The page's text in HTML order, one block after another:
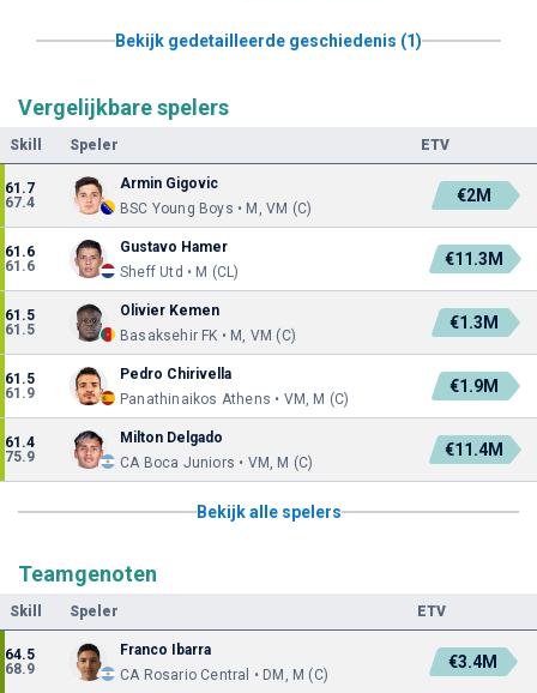
Bekijk gedetailleerde geschiedenis (1)
Vergelijkbare spelers
Skill Speler ETV
61.7
67.4
Armin Gigovic
BSC Young Boys • M, VM (C)
€2M
61.6
61.6
Gustavo Hamer
Sheff Utd • M (CL)
€11.3M
61.5
61.5
Olivier Kemen
Basaksehir FK • M, VM (C)
€1.3M
61.5
61.9
Pedro Chirivella
Panathinaikos Athens • VM, M (C)
€1.9M
61.4
75.9
Milton Delgado
CA Boca Juniors • VM, M (C)
€11.4M
Bekijk alle spelers
Teamgenoten
Skill Speler ETV
64.5
68.9
Franco Ibarra
CA Rosario Central • DM, M (C)
€3.4M